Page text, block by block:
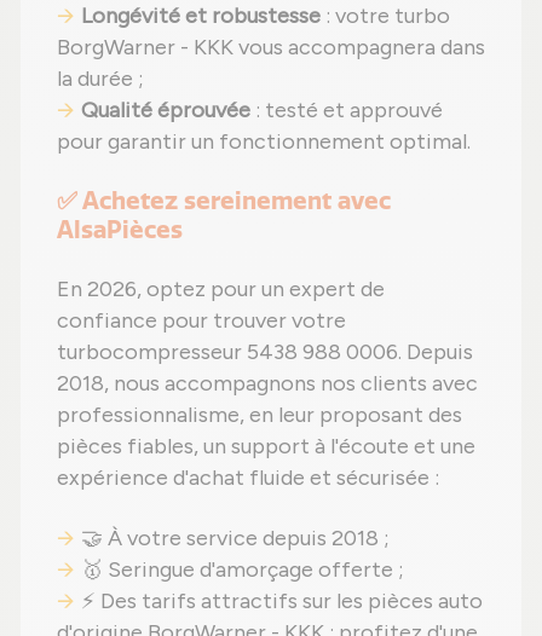
Longévité et robustesse : votre turbo
BorgWarner - KKK vous accompagnera dans
la durée ;
Qualité éprouvée : testé et approuvé
pour garantir un fonctionnement optimal.
✅ Achetez sereinement avec
AlsaPièces
En 2026, optez pour un expert de
confiance pour trouver votre
turbocompresseur 5438 988 0006. Depuis
2018, nous accompagnons nos clients avec
professionnalisme, en leur proposant des
pièces fiables, un support à l'écoute et une
expérience d'achat fluide et sécurisée :
🤝 À votre service depuis 2018 ;
🥇 Seringue d'amorçage offerte ;
⚡ Des tarifs attractifs sur les pièces auto